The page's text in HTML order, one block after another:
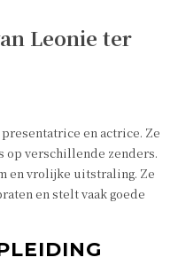
Leonie ter
en actrice. Ze
op verschillende zenders.
en vrolijke uitstraling. Ze
en stelt vaak goede